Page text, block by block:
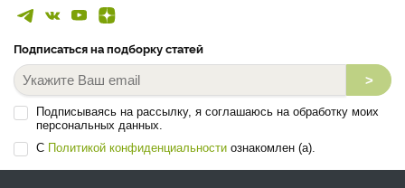
Подписаться на подборку статей
>
Подписываясь на рассылку, я соглашаюсь на обработку моих
персональных данных.
С Политикой конфиденциальности ознакомлен (а).